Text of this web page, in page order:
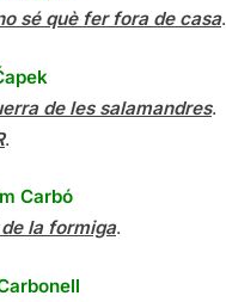
sé què fer fora de casa.
de les salamandres.
.
Carbó
la formiga.